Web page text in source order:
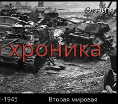
О сайте
1945 Вторая мировая